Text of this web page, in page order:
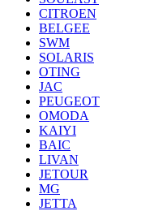
CITROEN
BELGEE
SWM
SOLARIS
OTING
JAC
PEUGEOT
OMODA
KAIYI
BAIC
LIVAN
JETOUR
MG
JETTA